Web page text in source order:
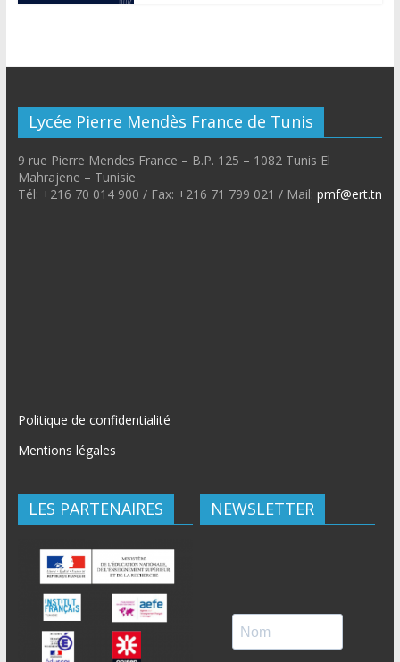
Lycée Pierre Mendès France de Tunis
9 rue Pierre Mendes France – B.P. 125 – 1082 Tunis El
Mahrajene – Tunisie
Tél: +216 70 014 900 / Fax: +216 71 799 021 / Mail: pmf@ert.tn
Politique de confidentialité
Mentions légales
LES PARTENAIRES NEWSLETTER